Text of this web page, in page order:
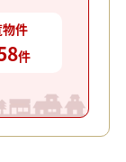
件
件